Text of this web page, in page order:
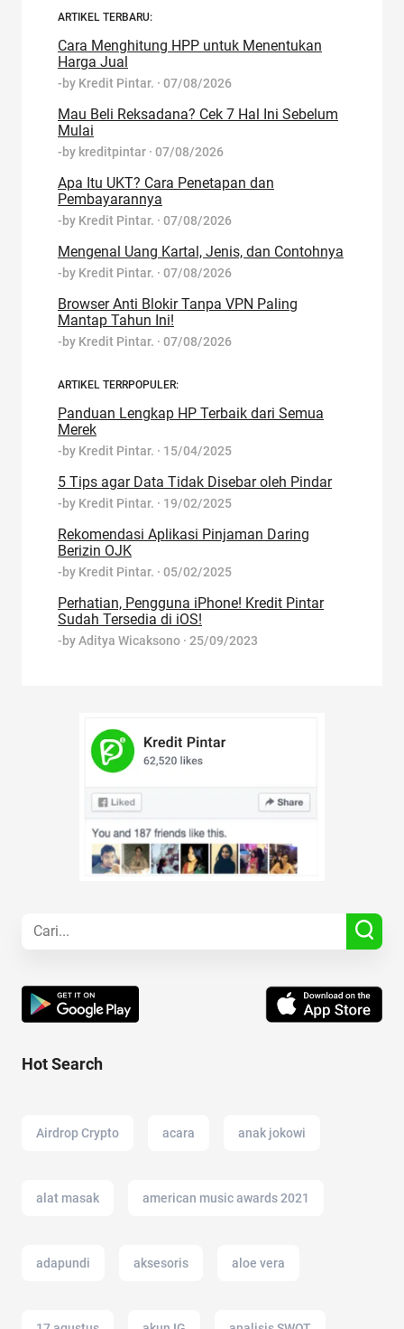
ARTIKEL TERBARU:
Cara Menghitung HPP untuk Menentukan
Harga Jual
-by Kredit Pintar. · 07/08/2026
Mau Beli Reksadana? Cek 7 Hal Ini Sebelum
Mulai
-by kreditpintar · 07/08/2026
Apa Itu UKT? Cara Penetapan dan
Pembayarannya
-by Kredit Pintar. · 07/08/2026
Mengenal Uang Kartal, Jenis, dan Contohnya
-by Kredit Pintar. · 07/08/2026
Browser Anti Blokir Tanpa VPN Paling
Mantap Tahun Ini!
-by Kredit Pintar. · 07/08/2026
ARTIKEL TERRPOPULER:
Panduan Lengkap HP Terbaik dari Semua
Merek
-by Kredit Pintar. · 15/04/2025
5 Tips agar Data Tidak Disebar oleh Pindar
-by Kredit Pintar. · 19/02/2025
Rekomendasi Aplikasi Pinjaman Daring
Berizin OJK
-by Kredit Pintar. · 05/02/2025
Perhatian, Pengguna iPhone! Kredit Pintar
Sudah Tersedia di iOS!
-byAditya Wicaksono · 25/09/2023
Hot Search
Airdrop Crypto acara anak jokowi
alat masak american music awards 2021
adapundi aksesoris aloe vera